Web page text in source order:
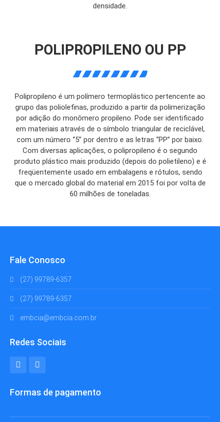
densidade.
POLIPROPILENO OU PP
Polipropileno é um polímero termoplástico pertencente ao
grupo das poliolefinas, produzido a partir da polimerização
por adição do monômero propileno. Pode ser identificado
em materiais através de o símbolo triangular de reciclável,
com um número “5” por dentro e as letras “PP” por baixo.
Com diversas aplicações, o polipropileno é o segundo
produto plástico mais produzido (depois do polietileno) e é
freqüentemente usado em embalagens e rótulos, sendo
que o mercado global do material em 2015 foi por volta de
60 milhões de toneladas.
Fale Conosco
(27) 99789-6357
(27) 99789-6357
embcia@embcia.com.br
Redes Sociais
Formas de pagamento